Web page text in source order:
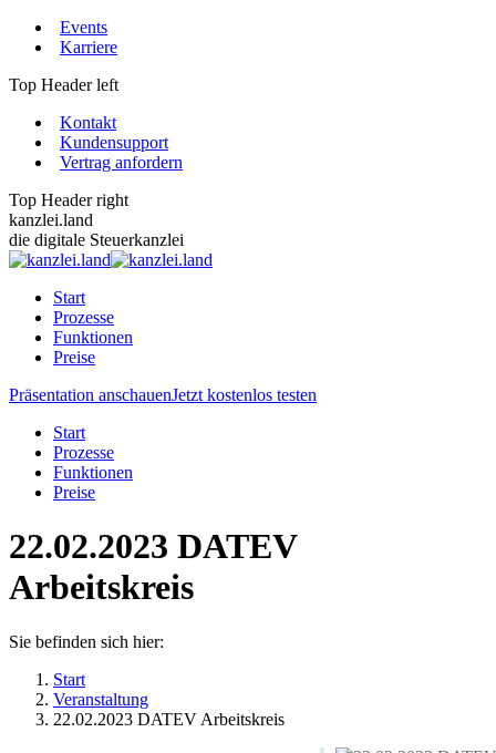
Zum
Inhalt
Events
Karriere
Top Header left
Kontakt
Kundensupport
Vertrag anfordern
Top Header right
kanzlei.land
die digitale Steuerkanzlei
Start
Prozesse
Funktionen
Preise
Präsentation anschauenJetzt kostenlos testen
Start
Prozesse
Funktionen
Preise
22.02.2023 DATEV
Arbeitskreis
Sie befinden sich hier:
Start
Veranstaltung
22.02.2023 DATEV Arbeitskreis